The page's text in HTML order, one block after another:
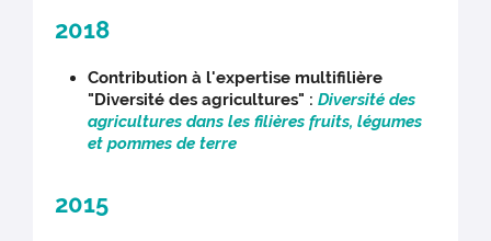
2018
Contribution à l'expertise multifilière
"Diversité des agricultures" :Diversité des
agricultures dans les filières fruits, légumes
et pommes de terre
2015